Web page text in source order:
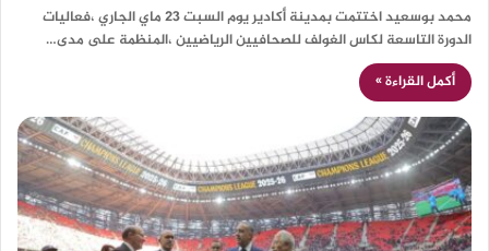
محمد بوسعيد اختتمت بمدينة أكادير يوم السبت 23 ماي الجاري ،فعاليات
الدورة التاسعة لكاس الغولف للصحافيين الرياضيين ،المنظمة على مدى…
أكمل القراءة »